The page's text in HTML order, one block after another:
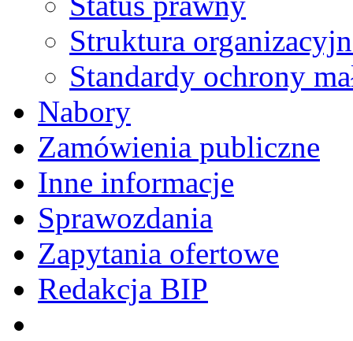
Struktura
Standardy ochrony
Nabory
Zamówienia publiczne
Inne informacje
Sprawozdania
Zapytania ofertowe
Redakcja BIP